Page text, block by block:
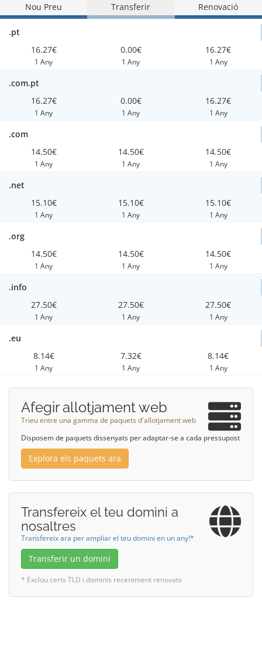
Nou Preu
Transferir Renovació
.pt
16.27€
1 Any
0.00€
1 Any
16.27€
1 Any
.com.pt
16.27€
1 Any
0.00€
1 Any
16.27€
1 Any
.com
14.50€
1 Any
14.50€
1 Any
14.50€
1 Any
.net
15.10€
1 Any
15.10€
1 Any
15.10€
1 Any
.org
14.50€
1 Any
14.50€
1 Any
14.50€
1 Any
.info
27.50€
1 Any
27.50€
1 Any
27.50€
1 Any
.eu
8.14€
1 Any
7.32€
1 Any
8.14€
1 Any
Afegir allotjament web
Trieu entre una gamma de paquets d'allotjament web
Disposem de paquets dissenyats per adaptar-se a cada pressupost
Explora els paquets ara
Transfereix el teu domini a
nosaltres
Transfereix ara per ampliar el teu domini en un any!*
Transferir un domini
* Exclou certs TLD i dominis recentment renovats